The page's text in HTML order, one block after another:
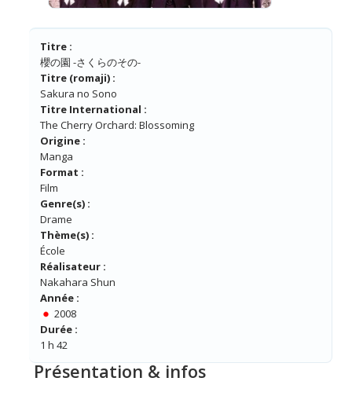
Titre :
櫻の園 -さくらのその-
Titre (romaji) :
Sakura no Sono
Titre International :
The Cherry Orchard: Blossoming
Origine :
Manga
Format :
Film
Genre(s) :
Drame
Thème(s) :
École
Réalisateur :
Nakahara Shun
Année :
2008
Durée :
1 h 42
Présentation & infos